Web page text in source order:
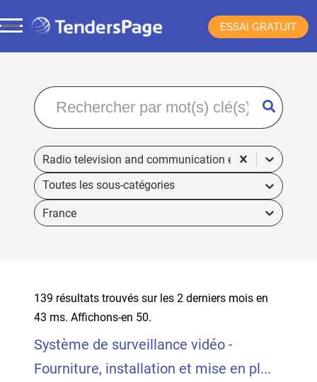
ESSAI GRATUIT
Radio television and communication equipment
France
139 résultats trouvés sur les 2 derniers mois en
43 ms. Affichons-en 50.
Système de surveillance vidéo -
Fourniture, installation et mise en pl...